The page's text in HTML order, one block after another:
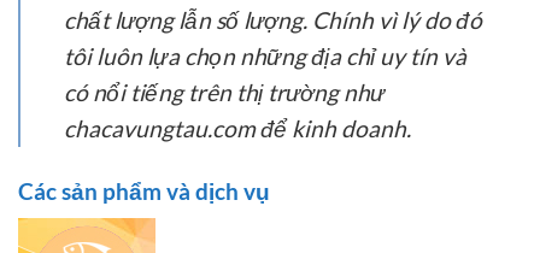
chất lượng lẫn số lượng. Chính vì lý do đó
tôi luôn lựa chọn những địa chỉ uy tín và
có nổi tiếng trên thị trường như
chacavungtau.com để kinh doanh.
Các sản phẩm và dịch vụ